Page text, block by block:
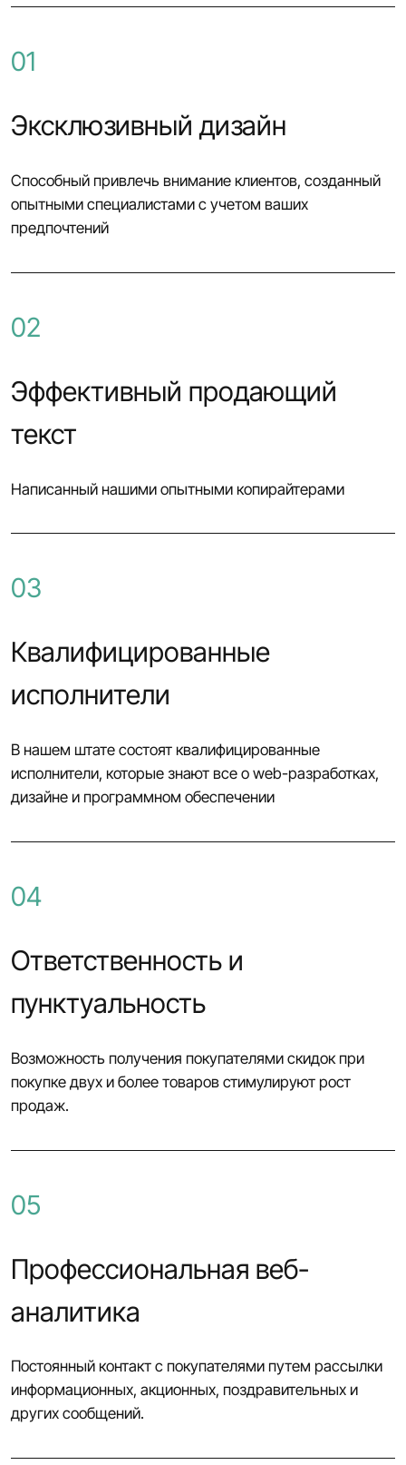
01
Эксклюзивный дизайн
Способный привлечь внимание клиентов, созданный
опытными специалистами с учетом ваших
предпочтений
02
Эффективный продающий
текст
Написанный нашими опытными копирайтерами
03
Квалифицированные
исполнители
В нашем штате состоят квалифицированные
исполнители, которые знают все о web-разработках,
дизайне и программном обеспечении
04
Ответственность и
пунктуальность
Возможность получения покупателями скидок при
покупке двух и более товаров стимулируют рост
продаж.
05
Профессиональная веб-
аналитика
Постоянный контакт с покупателями путем рассылки
информационных, акционных, поздравительных и
других сообщений.